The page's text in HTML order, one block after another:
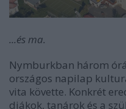
...és ma.
Nymburkban három
országos napilap
vita követte. Konkrét
diákok, tanárok és a